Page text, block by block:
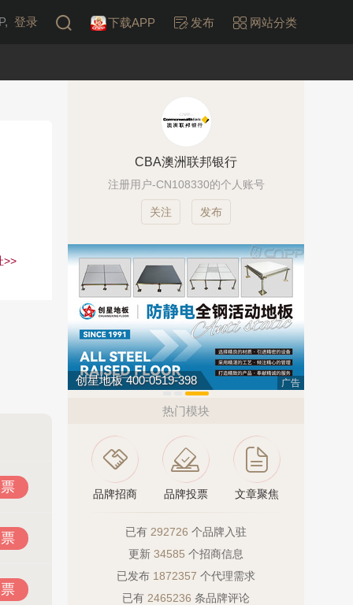
登录 下载APP 发布 网站分类
>>
CBA澳洲联邦银行
注册用户-CN108330的个人账号
发布
肯帝亚KENTIER 4006-026-011 广告
热门模块
品牌招商 品牌投票 文章聚焦
已有 292726 个品牌入驻
更新 34585 个招商信息
已发布 1872357 个代理需求
已有 2465236 条品牌评论